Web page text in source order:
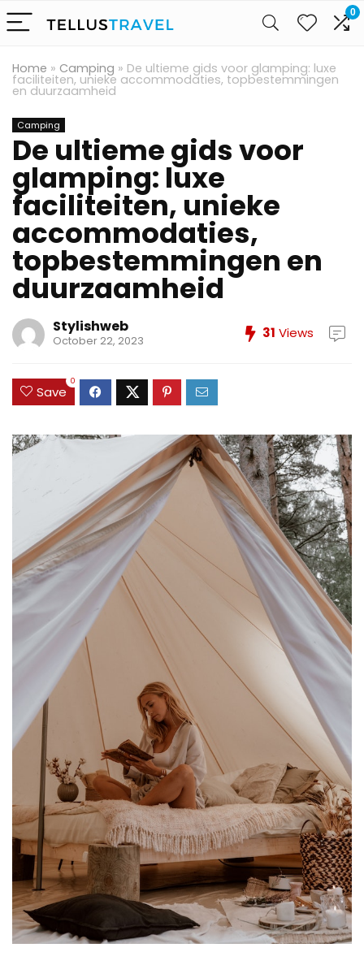
0
Home » Camping » De ultieme gids voor glamping: luxe
faciliteiten, unieke accommodaties, topbestemmingen
en duurzaamheid
Camping
De ultieme gids voor
glamping: luxe
faciliteiten, unieke
accommodaties,
topbestemmingen en
duurzaamheid
Stylishweb
October 22, 2023 31 Views
Save
0